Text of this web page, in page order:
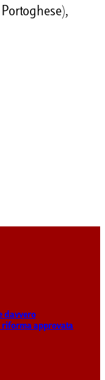
davvero
riforma approvata